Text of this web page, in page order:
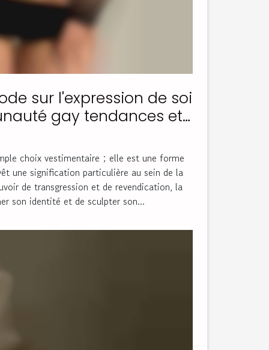
sur l'expression de soi
gay tendances et
choix vestimentaire ; elle est une forme
une signification particulière au sein de la
de transgression et de revendication, la
son identité et de sculpter son...